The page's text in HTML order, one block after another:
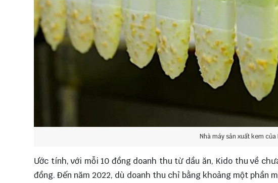
Nhà máy sản xuất kem của
Ước tính, với mỗi 10 đồng doanh thu từ dầu ăn, Kido thu về
đồng. Đến năm 2022, dù doanh thu chỉ bằng khoảng một phần